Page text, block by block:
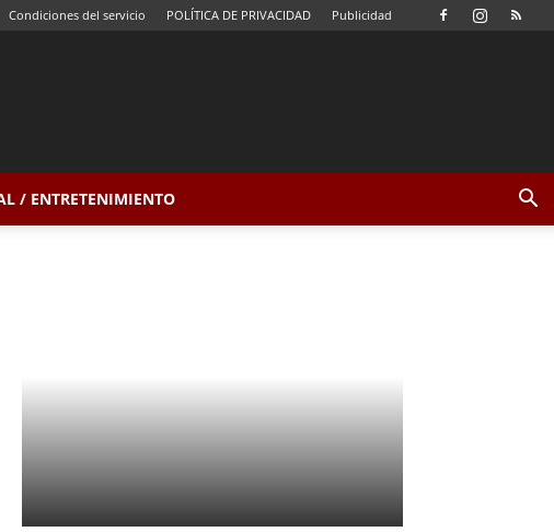
Condiciones del servicio POLÍTICA DE PRIVACIDAD Publicidad
/ ENTRETENIMIENTO